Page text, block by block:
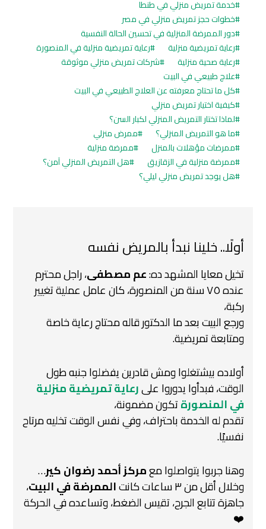
خدمة تمريض منزلي في طنطا
خطوات حجز تمريض منزلي في مصر
دور الممرضة المنزلية في تحسين الحالة النفسية
رعاية تمريضية منزلية
رعاية تمريضية منزلية في المنصورة
رعاية صحية منزلية
شركات تمريض منزلي موثوقة
علاج طبيعي في البيت
كل ما تحتاج معرفته عن العلاج الطبيعي في البيت
كيفية اختيار تمريض منزلي
لماذا تختار التمريض المنزلي لكبار السن؟
ما هو التمريض المنزلي؟
ممرض منزلي
ممرضات مؤهلات بالمنزل
ممرضة منزلية
ممرضة منزلية في الزقازيق
هل التمريض المنزلي آمن؟
هل يوجد تمريض منزلي ليلي؟
أولًا.. خلينا نبدأ بالمريض نفسه
تخيل معايا المشهد ده:عم مصطفى، راجل محترم
عنده ٧٥ سنة من المنصورة، كان عامل عملية تغيير
ركبة،
ورجع البيت بعد ما الدكتور قاله محتاج رعاية خاصة
ومتابعة تمريضية.
أولاده بيشتغلوا ومش قادرين يفضلوا جنبه طول
الوقت،فبدأوا يدوروا علىرعاية تمريضية منزلية
في المنصورةتكون مضمونة،
تقدم له الخدمة باحتراف، وفي نفس الوقت تخليه مرتاح
نفسيًا.
وهنا جربوا يتواصلوا معمركز أحمد رضوان كير…
وخلال أقل من ٣ ساعات كانت
الممرضة في البيت،
جاهزة تتابع الجرح، تقيس الضغط، وتساعده في الحركة
❤️